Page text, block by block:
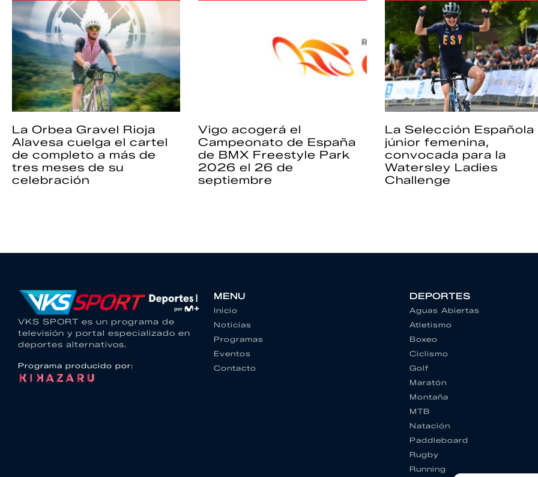
La Orbea Gravel Rioja
Alavesa cuelga el cartel
de completo a más de
tres meses de su
celebración
Vigo acogerá el
Campeonato de España
de BMX Freestyle Park
2026 el 26 de
septiembre
La Selección Española
júnior femenina,
convocada para la
Watersley Ladies
Challenge
VKS SPORT es un programa de
televisión y portal especializado en
deportes alternativos.
Programa producido por:
MENU
Inicio
Noticias
Programas
Eventos
Contacto
DEPORTES
Aguas Abiertas
Atletismo
Boxeo
Ciclismo
Golf
Maratón
Montaña
MTB
Natación
Paddleboard
Rugby
Running